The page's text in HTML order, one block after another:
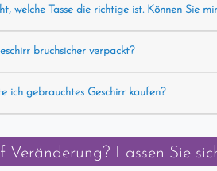
welche Tasse die richtige ist. Können Sie
bruchsicher verpackt?
ich gebrauchtes Geschirr kaufen?
Veränderung? Lassen Sie